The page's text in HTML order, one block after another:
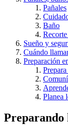
Pañales
Baño
Sueño y
Cuándo
Preparación
Planea
Preparando